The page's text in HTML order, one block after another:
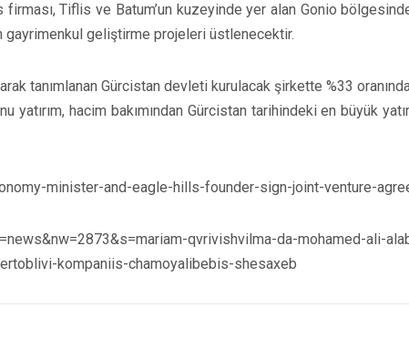
firması, Tiflis ve Batum’un kuzeyinde yer alan Gonio
gayrimenkul geliştirme projeleri üstlenecektir.
tanımlanan Gürcistan devleti kurulacak şirkette %33
yatırım, hacim bakımından Gürcistan tarihindeki en büyük
minister-and-eagle-hills-founder-sign-joint-venture-
qvrivishvilma-da-mohamed-ali-
kompaniis-chamoyalibebis-shesaxeb